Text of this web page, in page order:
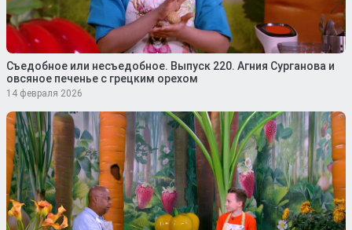
Съедобное или несъедобное. Выпуск 220. Агния Сурганова и
овсяное печенье с грецким орехом
14 февраля 2026